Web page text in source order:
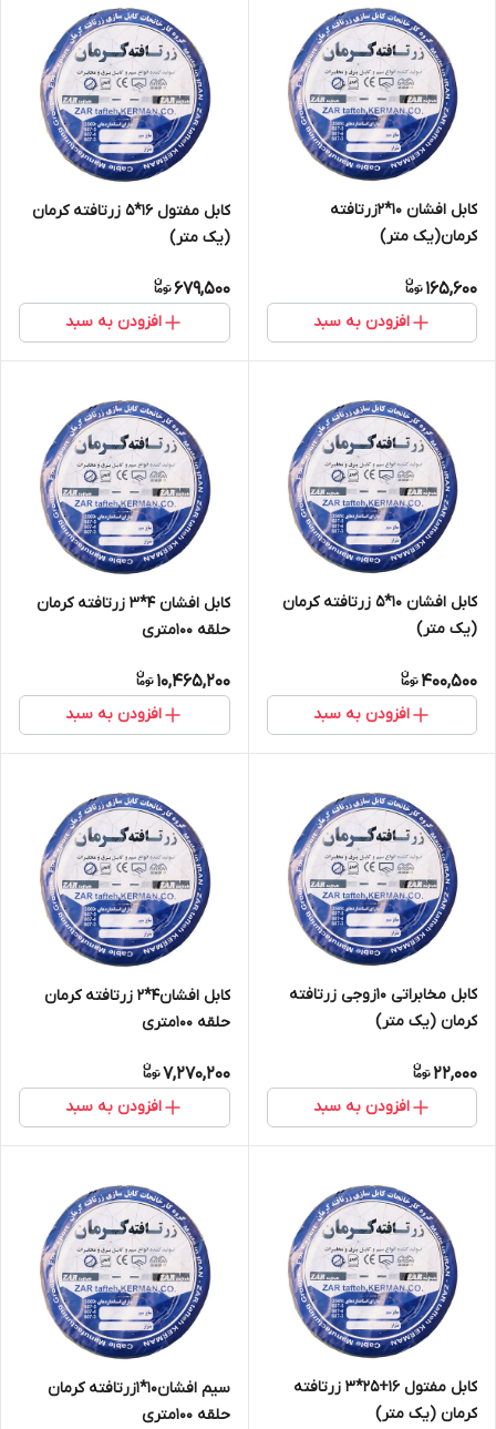
کابل افشان 10*2زرتافته
کرمان(یک متر)
165,600
افزودن به سبد
کابل مفتول 16*5 زرتافته کرمان
(یک متر)
679,500
افزودن به سبد
کابل افشان 10*5 زرتافته کرمان
(یک متر)
400,500
افزودن به سبد
کابل افشان 4*3 زرتافته کرمان
حلقه 100متری
10,465,200
افزودن به سبد
کابل مخابراتی 10زوجی زرتافته
کرمان (یک متر)
22,000
افزودن به سبد
کابل افشان4*2 زرتافته کرمان
حلقه 100متری
7,270,200
افزودن به سبد
کابل مفتول 16+25*3 زرتافته
کرمان (یک متر)
سیم افشان10*1زرتافته کرمان
حلقه 100متری